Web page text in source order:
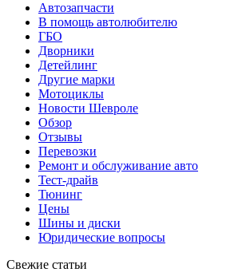
Автозапчасти
В помощь автолюбителю
ГБО
Дворники
Детейлинг
Другие марки
Мотоциклы
Новости Шевроле
Обзор
Отзывы
Перевозки
Ремонт и обслуживание авто
Тест-драйв
Тюнинг
Цены
Шины и диски
Юридические вопросы
Свежие статьи